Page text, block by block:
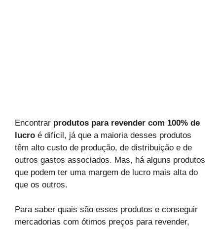
Encontrar produtos para revender com 100% de
lucro é difícil, já que a maioria desses produtos
têm alto custo de produção, de distribuição e de
outros gastos associados. Mas, há alguns produtos
que podem ter uma margem de lucro mais alta do
que os outros.
Para saber quais são esses produtos e conseguir
mercadorias com ótimos preços para revender,